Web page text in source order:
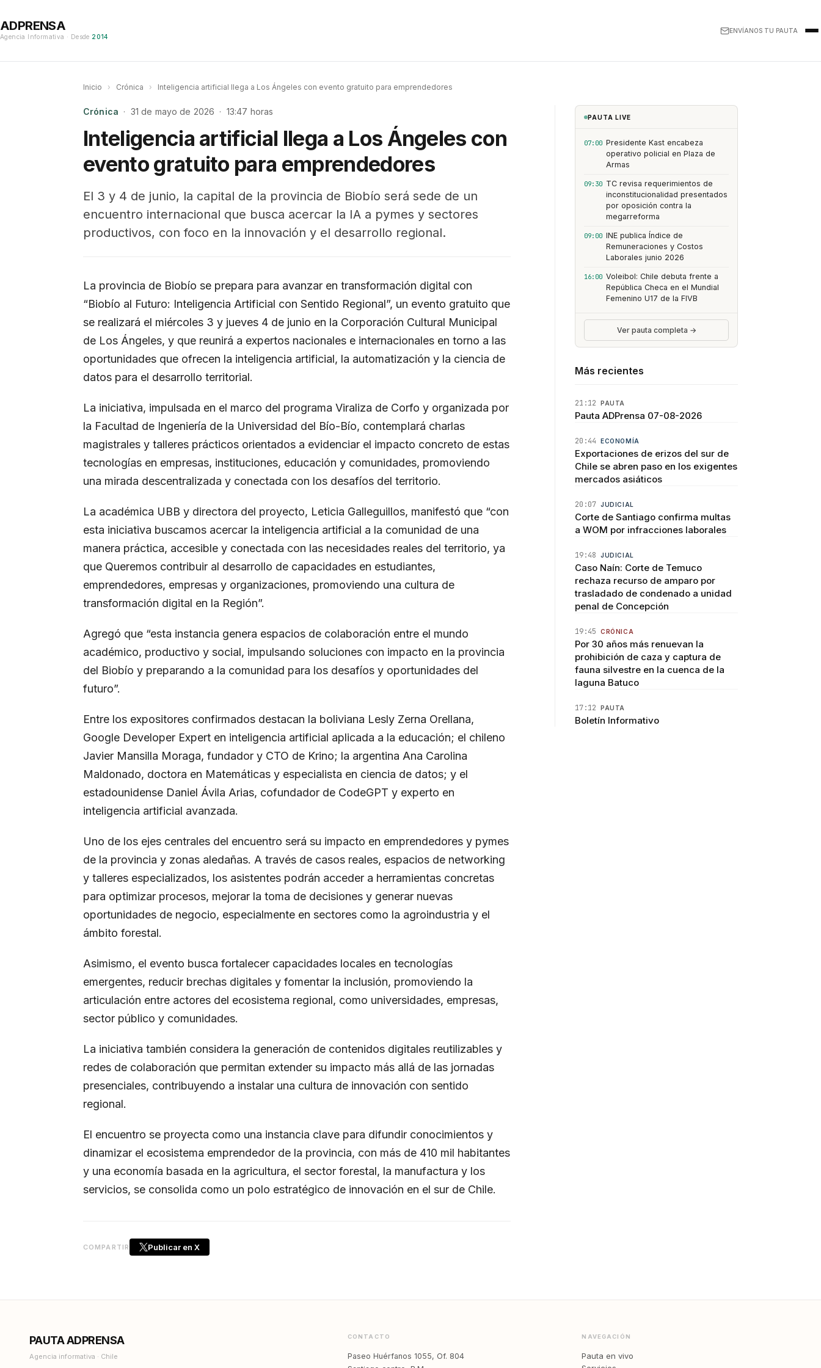
ADPRENSA
Agencia Informativa · Desde 2014
ENVÍANOS TU PAUTA
Inicio › Crónica › Inteligencia artificial llega a Los Ángeles con evento gratuito para emprendedores
Crónica · 31 de mayo de 2026 · 13:47 horas
Inteligencia artificial llega a Los Ángeles con
evento gratuito para emprendedores
El 3 y 4 de junio, la capital de la provincia de Biobío será sede de un
encuentro internacional que busca acercar la IA a pymes y sectores
productivos, con foco en la innovación y el desarrollo regional.
La provincia de Biobío se prepara para avanzar en transformación digital con
“Biobío al Futuro: Inteligencia Artificial con Sentido Regional”, un evento gratuito que
se realizará el miércoles 3 y jueves 4 de junio en la Corporación Cultural Municipal
de Los Ángeles, y que reunirá a expertos nacionales e internacionales en torno a las
oportunidades que ofrecen la inteligencia artificial, la automatización y la ciencia de
datos para el desarrollo territorial.
La iniciativa, impulsada en el marco del programa Viraliza de Corfo y organizada por
la Facultad de Ingeniería de la Universidad del Bío-Bío, contemplará charlas
magistrales y talleres prácticos orientados a evidenciar el impacto concreto de estas
tecnologías en empresas, instituciones, educación y comunidades, promoviendo
una mirada descentralizada y conectada con los desafíos del territorio.
La académica UBB y directora del proyecto, Leticia Galleguillos, manifestó que “con
esta iniciativa buscamos acercar la inteligencia artificial a la comunidad de una
manera práctica, accesible y conectada con las necesidades reales del territorio, ya
que Queremos contribuir al desarrollo de capacidades en estudiantes,
emprendedores, empresas y organizaciones, promoviendo una cultura de
transformación digital en la Región”.
Agregó que “esta instancia genera espacios de colaboración entre el mundo
académico, productivo y social, impulsando soluciones con impacto en la provincia
del Biobío y preparando a la comunidad para los desafíos y oportunidades del
futuro”.
Entre los expositores confirmados destacan la boliviana Lesly Zerna Orellana,
Google Developer Expert en inteligencia artificial aplicada a la educación; el chileno
Javier Mansilla Moraga, fundador y CTO de Krino; la argentina Ana Carolina
Maldonado, doctora en Matemáticas y especialista en ciencia de datos; y el
estadounidense Daniel Ávila Arias, cofundador de CodeGPT y experto en
inteligencia artificial avanzada.
Uno de los ejes centrales del encuentro será su impacto en emprendedores y pymes
de la provincia y zonas aledañas. A través de casos reales, espacios de networking
y talleres especializados, los asistentes podrán acceder a herramientas concretas
para optimizar procesos, mejorar la toma de decisiones y generar nuevas
oportunidades de negocio, especialmente en sectores como la agroindustria y el
ámbito forestal.
Asimismo, el evento busca fortalecer capacidades locales en tecnologías
emergentes, reducir brechas digitales y fomentar la inclusión, promoviendo la
articulación entre actores del ecosistema regional, como universidades, empresas,
sector público y comunidades.
La iniciativa también considera la generación de contenidos digitales reutilizables y
redes de colaboración que permitan extender su impacto más allá de las jornadas
presenciales, contribuyendo a instalar una cultura de innovación con sentido
regional.
El encuentro se proyecta como una instancia clave para difundir conocimientos y
dinamizar el ecosistema emprendedor de la provincia, con más de 410 mil habitantes
y una economía basada en la agricultura, el sector forestal, la manufactura y los
servicios, se consolida como un polo estratégico de innovación en el sur de Chile.
COMPARTIR Publicar en X
PAUTA LIVE
07:00 Presidente Kast encabeza
operativo policial en Plaza de
Armas
09:30 TC revisa requerimientos de
inconstitucionalidad presentados
por oposición contra la
megarreforma
09:00 INE publica Índice de
Remuneraciones y Costos
Laborales junio 2026
16:00 Voleibol: Chile debuta frente a
República Checa en el Mundial
Femenino U17 de la FIVB
Ver pauta completa →
Más recientes
21:12 PAUTA
Pauta ADPrensa 07-08-2026
20:44 ECONOMÍA
Exportaciones de erizos del sur de
Chile se abren paso en los exigentes
mercados asiáticos
20:07 JUDICIAL
Corte de Santiago confirma multas
a WOM por infracciones laborales
19:48 JUDICIAL
Caso Naín: Corte de Temuco
rechaza recurso de amparo por
trasladado de condenado a unidad
penal de Concepción
19:45 CRÓNICA
Por 30 años más renuevan la
prohibición de caza y captura de
fauna silvestre en la cuenca de la
laguna Batuco
17:12 PAUTA
Boletín Informativo
PAUTA ADPRENSA
Agencia informativa · Chile
CONTACTO
Paseo Huérfanos 1055, Of. 804
NAVEGACIÓN
Pauta en vivo